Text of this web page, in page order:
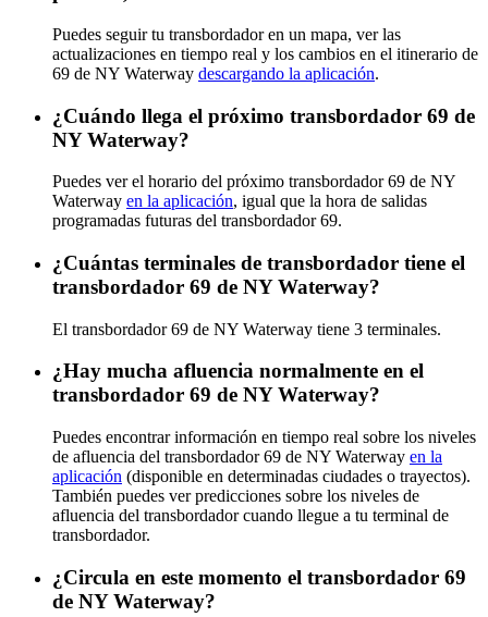
Puedes seguir tu transbordador en un mapa, ver las
actualizaciones en tiempo real y los cambios en el itinerario de
69 de NY Waterway descargando la aplicación.
¿Cuándo llega el próximo transbordador 69 de
NY Waterway?
Puedes ver el horario del próximo transbordador 69 de NY
Waterway en la aplicación, igual que la hora de salidas
programadas futuras del transbordador 69.
¿Cuántas terminales de transbordador tiene el
transbordador 69 de NY Waterway?
El transbordador 69 de NY Waterway tiene 3 terminales.
¿Hay mucha afluencia normalmente en el
transbordador 69 de NY Waterway?
Puedes encontrar información en tiempo real sobre los niveles
de afluencia del transbordador 69 de NY Waterway en la
aplicación (disponible en determinadas ciudades o trayectos).
También puedes ver predicciones sobre los niveles de
afluencia del transbordador cuando llegue a tu terminal de
transbordador.
¿Circula en este momento el transbordador 69
de NY Waterway?